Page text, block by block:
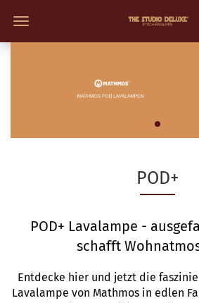
POD+
POD+ Lavalampe -
schafft
Entdecke hier und jetzt die
Lavalampe von Mathmos in edlen